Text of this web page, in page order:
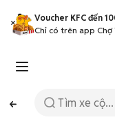
Voucher KFC đến
Chỉ có trên app Chợ